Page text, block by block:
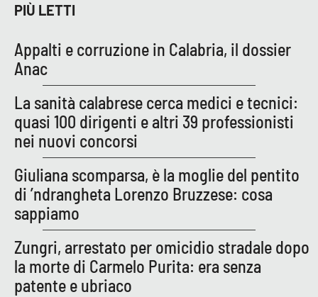
PIÙ LETTI
Appalti e corruzione in Calabria, il dossier
Anac
La sanità calabrese cerca medici e tecnici:
quasi 100 dirigenti e altri 39 professionisti
nei nuovi concorsi
Giuliana scomparsa, è la moglie del pentito
di ’ndrangheta Lorenzo Bruzzese: cosa
sappiamo
Zungri, arrestato per omicidio stradale dopo
la morte di Carmelo Purita: era senza
patente e ubriaco